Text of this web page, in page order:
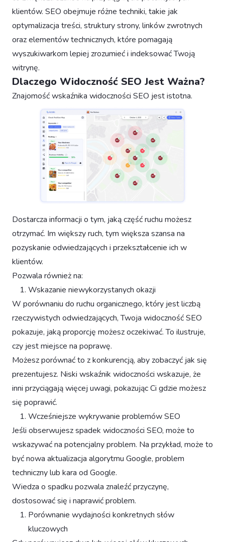
klientów. SEO obejmuje różne techniki, takie jak
optymalizacja treści, struktury strony, linków zwrotnych
oraz elementów technicznych, które pomagają
wyszukiwarkom lepiej zrozumieć i indeksować Twoją
witrynę.
Dlaczego Widoczność SEO Jest Ważna?
Znajomość wskaźnika widoczności SEO jest istotna.
Dostarcza informacji o tym, jaką część ruchu możesz
otrzymać. Im większy ruch, tym większa szansa na
pozyskanie odwiedzających i przekształcenie ich w
klientów.
Pozwala również na:
Wskazanie niewykorzystanych okazji
W porównaniu do ruchu organicznego, który jest liczbą
rzeczywistych odwiedzających, Twoja widoczność SEO
pokazuje, jaką proporcję możesz oczekiwać. To ilustruje,
czy jest miejsce na poprawę.
Możesz porównać to z konkurencją, aby zobaczyć jak się
prezentujesz. Niski wskaźnik widoczności wskazuje, że
inni przyciągają więcej uwagi, pokazując Ci gdzie możesz
się poprawić.
Wcześniejsze wykrywanie problemów SEO
Jeśli obserwujesz spadek widoczności SEO, może to
wskazywać na potencjalny problem. Na przykład, może to
być nowa aktualizacja algorytmu Google, problem
techniczny lub kara od Google.
Wiedza o spadku pozwala znaleźć przyczynę,
dostosować się i naprawić problem.
Porównanie wydajności konkretnych słów
kluczowych